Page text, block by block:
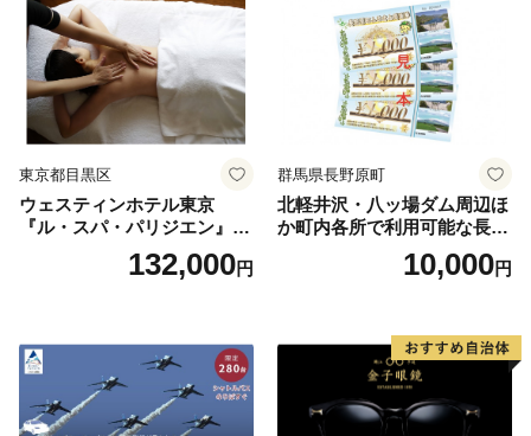
東京都目黒区
ウェスティンホテル東京
『ル・スパ・パリジエン』選
べるボディセラピー90分/1名
132,000円
群馬県長野原町
北軽井沢・八ッ場ダム周辺ほ
か町内各所で利用可能な長野
原町ふるさと感謝券（3,000
円分）【トラベル 観光 旅行
10,000円